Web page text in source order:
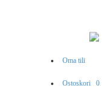
Oma tili
Ostoskori 0